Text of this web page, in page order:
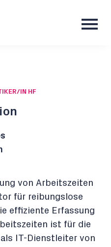
IN HF
von Arbeitszeiten
für reibungslose
effiziente Erfassung
ist für die
IT-Dienstleiter von